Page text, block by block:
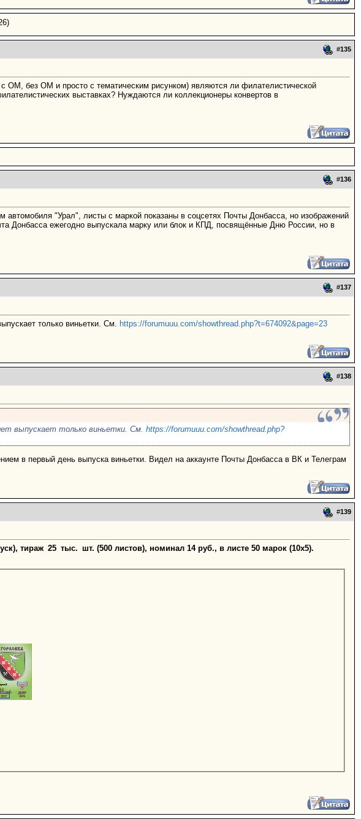
#135
без ОМ и просто с тематическим рисунком) являются ли филателистической
выставках? Нуждаются ли коллекционеры конвертов в
#136
"Урал", листы с маркой показаны в соцсетях Почты Донбасса, но изображений
Донбасса ежегодно выпускала марку или блок и КПД, посвящённые Дню России, но в
#137
только виньетки. См. https://forumuuu.com/showthread.php?t=674092&page=23
#138
выпускает только виньетки. См. https://forumuuu.com/showthread.php?
в первый день выпуска виньетки. Видел на аккаунте Почты Донбасса в ВК и Телеграм
#139
тираж 25 тыс. шт. (500 листов), номинал 14 руб., в листе 50 марок (10х5).